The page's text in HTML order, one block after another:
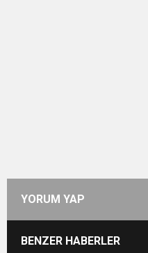
YORUM YAP
BENZER HABERLER